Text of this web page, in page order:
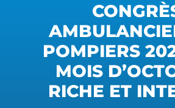
POMPIERS
MOIS
RICHE ET